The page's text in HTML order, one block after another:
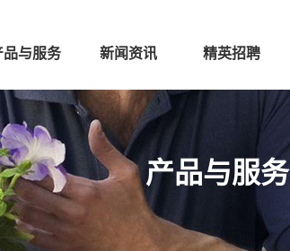
品与服务 新闻资讯 精英招聘
产品与服务